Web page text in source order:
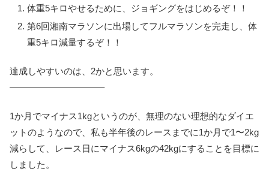
体重5キロやせるために、ジョギングをはじめるぞ！！
第6回湘南マラソンに出場してフルマラソンを完走し、体
重5キロ減量するぞ！！
達成しやすいのは、2かと思います。
——————————–
1か月でマイナス1kgというのが、無理のない理想的なダイエ
ットのようなので、私も半年後のレースまでに1か月で1〜2kg
減らして、レース日にマイナス6kgの42kgにすることを目標に
しました。